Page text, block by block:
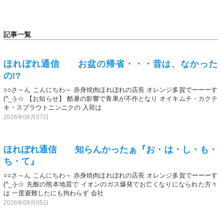
記事一覧
ほれぼれ通信 お盆の帰省・・・昔は、なかった
の!?
○○さ～ん こんにちわ～ 赤身焼肉ほれぼれの店長 オレンジ多賀でーーーす
(^_-)-☆ 【お知らせ】 酷暑の影響で青果が不作となり オイキムチ・カクテ
キ・スプラウトニンニクの 入荷は
2026年08月07日
ほれぼれ通信 知らんかったぁ『お・は・し・も・
ち・て』
○○さ～ん こんにちわ～ 赤身焼肉ほれぼれの店長 オレンジ多賀でーーーす
(^_-)-☆ 先般の熊本地震で イオンのガス爆発でお亡くなりになられた方々
は 一度避難したにも拘わらず 会社
2026年08月05日